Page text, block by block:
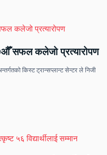
सफल कलेजो प्रत्यारोपण
किस्ट ट्रान्सप्लान्ट सेन्टर ले निजी